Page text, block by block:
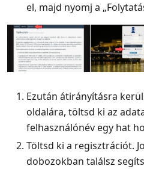
el, majd nyomj a
Ezután átirányításra
oldalára, töltsd ki az
felhasználónév egy hat
Töltsd ki a regisztrációt.
dobozokban találsz